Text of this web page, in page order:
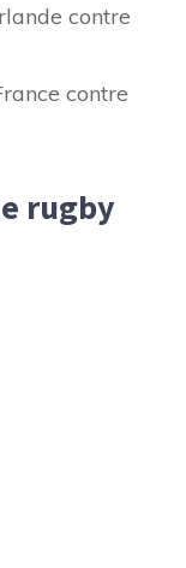
contre
contre
rugby